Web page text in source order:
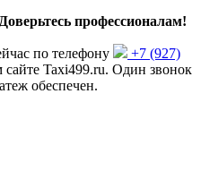
профессионалам!
по телефону
+7 (927)
Taxi499.ru. Один звонок
обеспечен.